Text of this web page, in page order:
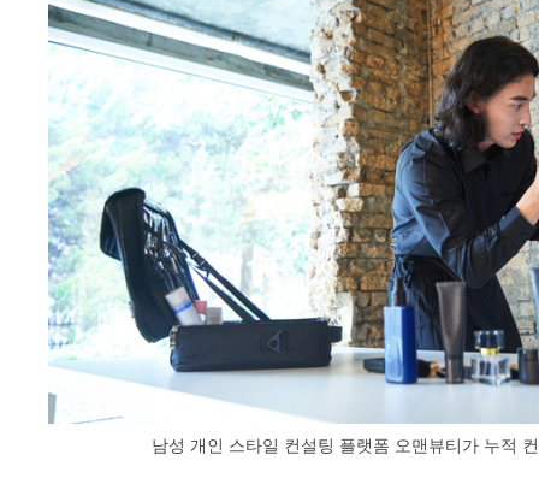
남성 개인 스타일 컨설팅 플랫폼 오맨뷰티가 누적